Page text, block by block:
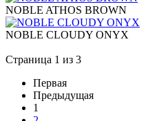
NOBLE ATHOS BROWN
NOBLE CLOUDY ONYX
Страница 1 из 3
Первая
Предыдущая
1